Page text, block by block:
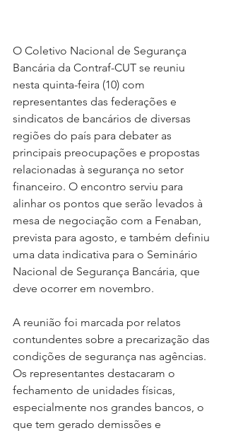
O Coletivo Nacional de Segurança
Bancária da Contraf-CUT se reuniu
nesta quinta-feira (10) com
representantes das federações e
sindicatos de bancários de diversas
regiões do país para debater as
principais preocupações e propostas
relacionadas à segurança no setor
financeiro. O encontro serviu para
alinhar os pontos que serão levados à
mesa de negociação com a Fenaban,
prevista para agosto, e também definiu
uma data indicativa para o Seminário
Nacional de Segurança Bancária, que
deve ocorrer em novembro.
A reunião foi marcada por relatos
contundentes sobre a precarização das
condições de segurança nas agências.
Os representantes destacaram o
fechamento de unidades físicas,
especialmente nos grandes bancos, o
que tem gerado demissões e